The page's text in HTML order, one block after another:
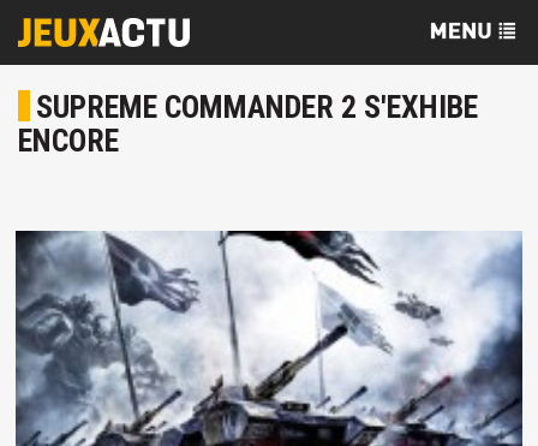
SUPREME COMMANDER 2 S'EXHIBE
ENCORE